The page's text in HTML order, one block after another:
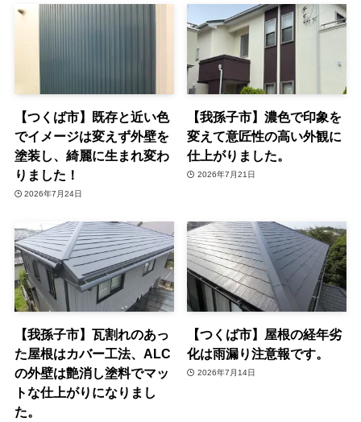
【つくば市】既存と近い色
でイメージは変えず外壁を
塗装し、綺麗に生まれ変わ
りました！
2026年7月24日
【我孫子市】濃色で印象を
変えて意匠性の高い外観に
仕上がりました。
2026年7月21日
【我孫子市】瓦割れのあっ
た屋根はカバー工法、ALC
の外壁は艶消し塗料でマッ
トな仕上がりになりまし
た。
【つくば市】屋根の経年劣
化は雨漏り注意報です。
2026年7月14日